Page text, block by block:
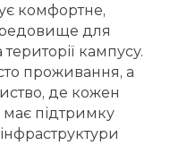
комфортне,
для
кампусу.
проживання, а
де кожен
має підтримку